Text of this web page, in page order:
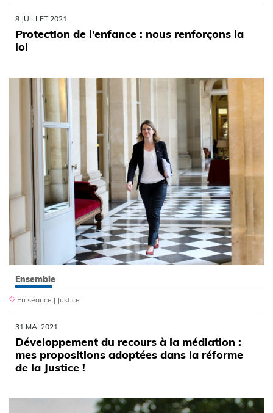
8 JUILLET 2021
Protection de l’enfance : nous renforçons la
loi
Ensemble
En séance | Justice
31 MAI 2021
Développement du recours à la médiation :
mes propositions adoptées dans la réforme
de la Justice !